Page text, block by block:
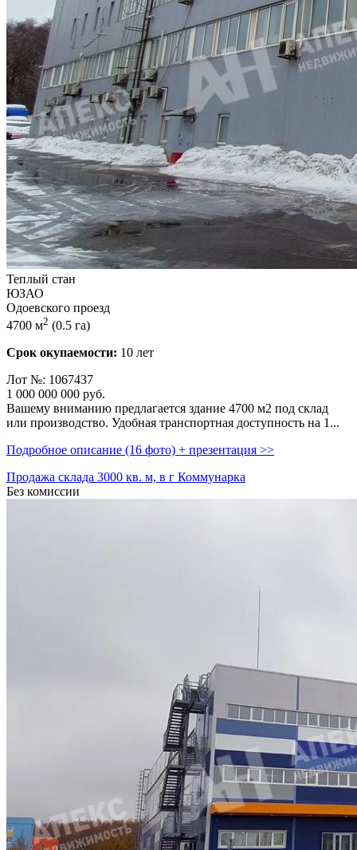
Теплый стан
ЮЗАО
Одоевского проезд
4700 м2 (0.5 га)
Срок окупаемости: 10 лет
Лот №: 1067437
1 000 000 000 руб.
Вашему вниманию предлагается здание 4700 м2 под склад
или производство. Удобная транспортная доступность на 1...
Подробное описание (16 фото) + презентация >>
Продажа склада 3000 кв. м, в г Коммунарка
Без комиссии